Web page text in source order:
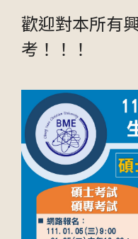
歡迎對本所有
考！！！